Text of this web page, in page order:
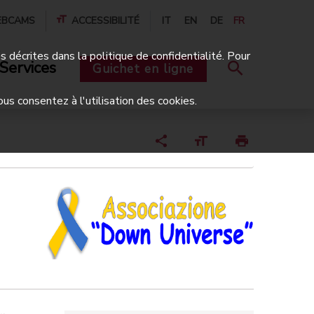
ACCESSIBILITÉ IT EN DE FR
Guichet en ligne
décrites dans la politique de confidentialité. Pour
consentez à l'utilisation des cookies.